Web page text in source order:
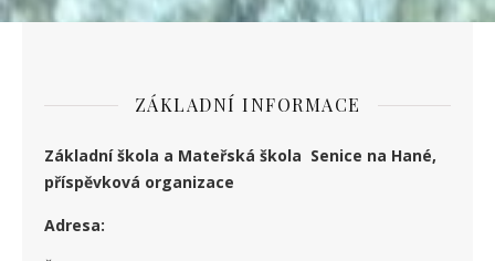
ZÁKLADNÍ INFORMACE
Základní škola a Mateřská škola Senice na Hané,
příspěvková organizace
Adresa: